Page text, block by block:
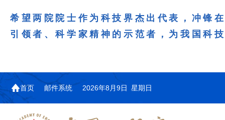
希望两院院士作为科技界杰出代表，冲锋
引领者、科学家精神的示范者，为我国科
首页 邮件系统 2026年8月9日 星期日